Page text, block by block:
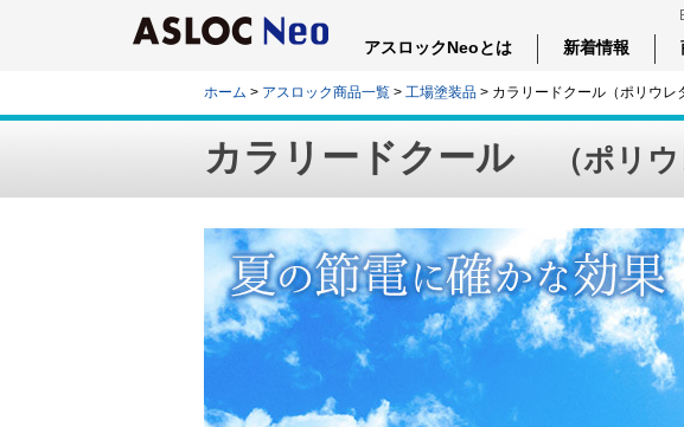
アスロックNeoとは 新着情報
ホーム > アスロック商品一覧 > 工場塗装品 > カラリードクール（ポリウレ
カラリードクール （ポリ